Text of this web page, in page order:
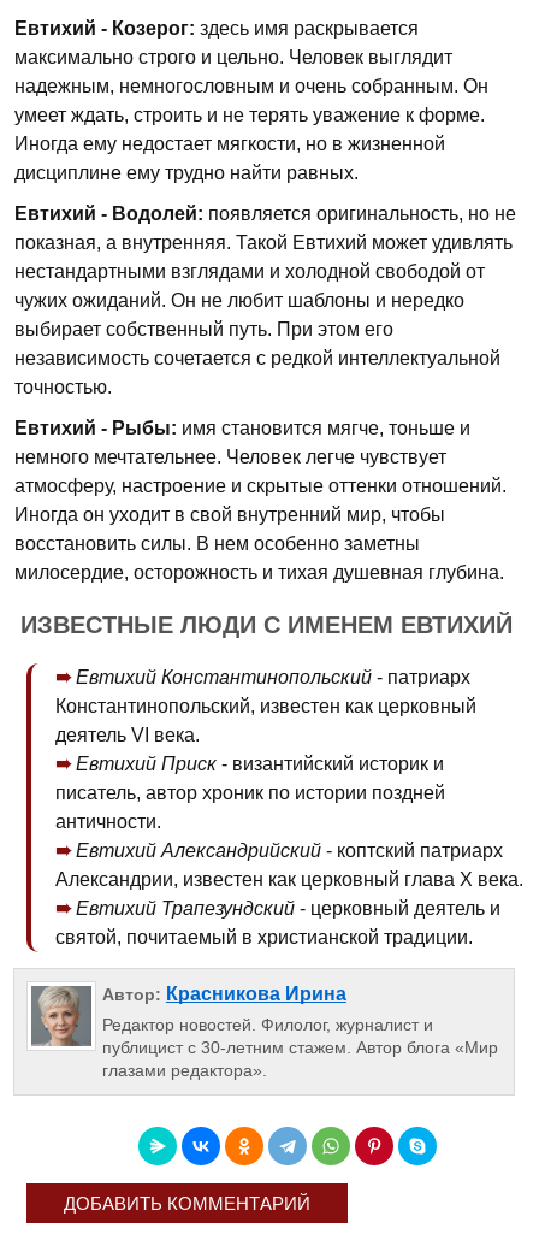
Евтихий - Козерог: здесь имя раскрывается
максимально строго и цельно. Человек выглядит
надежным, немногословным и очень собранным. Он
умеет ждать, строить и не терять уважение к форме.
Иногда ему недостает мягкости, но в жизненной
дисциплине ему трудно найти равных.
Евтихий - Водолей: появляется оригинальность, но не
показная, а внутренняя. Такой Евтихий может удивлять
нестандартными взглядами и холодной свободой от
чужих ожиданий. Он не любит шаблоны и нередко
выбирает собственный путь. При этом его
независимость сочетается с редкой интеллектуальной
точностью.
Евтихий - Рыбы: имя становится мягче, тоньше и
немного мечтательнее. Человек легче чувствует
атмосферу, настроение и скрытые оттенки отношений.
Иногда он уходит в свой внутренний мир, чтобы
восстановить силы. В нем особенно заметны
милосердие, осторожность и тихая душевная глубина.
ИЗВЕСТНЫЕ ЛЮДИ С ИМЕНЕМ ЕВТИХИЙ
Евтихий Константинопольский - патриарх
Константинопольский, известен как церковный
деятель VI века.
Евтихий Приск - византийский историк и
писатель, автор хроник по истории поздней
античности.
Евтихий Александрийский - коптский патриарх
Александрии, известен как церковный глава X века.
Евтихий Трапезундский - церковный деятель и
святой, почитаемый в христианской традиции.
Автор: Красникова Ирина
Редактор новостей. Филолог, журналист и
публицист с 30-летним стажем. Автор блога «Мир
глазами редактора».
ДОБАВИТЬ КОММЕНТАРИЙ